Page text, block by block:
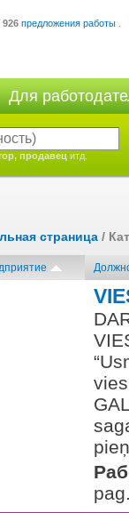
926 предложения работы
Для
продавец итд.
страница /